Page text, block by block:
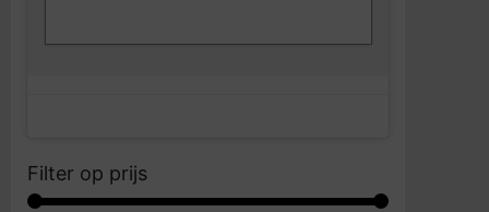
Filter op prijs